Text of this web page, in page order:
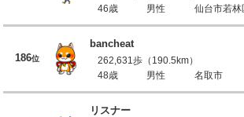
46歳
男性 仙台市若林
186位
bancheat
262,631歩（190.5km）
48歳
男性 名取市
リスナー